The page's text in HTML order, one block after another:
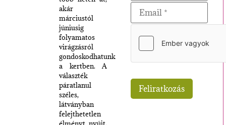
akár
márciustól
júniusig
folyamatos
virágzásról
gondoskodhatunk
a kertben. A
választék
páratlanul
széles,
látványban
felejthetetlen